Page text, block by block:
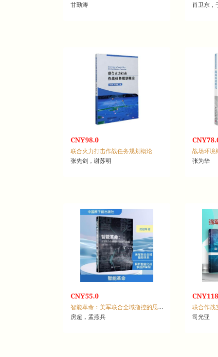
甘勤涛
肖卫东，
CNY98.0
联合火力打击作战任务规划概论
张先剑，谢苏明
战场环境
张为华
CNY55.0
智能革命：美军联合全域指控的思想与实践
房超，孟燕兵
联合作战
司光亚